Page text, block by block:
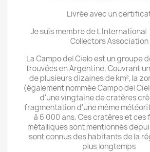
Livrée avec un
Je suis membre de L
Collectors Association
La Campo del Cielo est un groupe
trouvées en Argentine. Couvrant
de plusieurs dizaines de km², la
(également nommée Campo del
d'une vingtaine de cratères
fragmentation d'une même
à 6 000 ans. Ces cratères et ces
métalliques sont mentionnés
sont connus des habitants de la
plus longtemps